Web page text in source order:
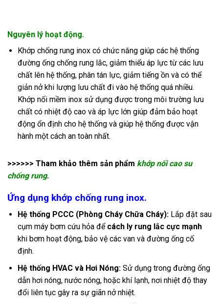
Nguyên lý hoạt động.
Khớp chống rung inox có chức năng giúp các hệ thống
đường ống chống rung lắc, giảm thiểu áp lực từ các lưu
chất lên hệ thống, phân tán lực, giảm tiếng ồn và có thể
giản nở khi lượng lưu chất đi vào hệ thống quá nhiều.
Khớp nối mềm inox sử dụng được trong môi trường lưu
chất có nhiệt độ cao và áp lực lớn giúp đảm bảo hoạt
động ổn định cho hệ thống và giúp hệ thống được vận
hành một cách an toàn nhất.
>>>>>> Tham khảo thêm sản phẩm khớp nối cao su
chống rung.
Ứng dụng khớp chống rung inox.
Hệ thống PCCC (Phòng Cháy Chữa Cháy):Lắp đặt sau
cụm máy bơm cứu hỏa để cách ly rung lắc cực mạnh
khi bơm hoạt động, bảo vệ các van và đường ống cố
định.
Hệ thống HVAC và Hơi Nóng:Sử dụng trong đường ống
dẫn hơi nóng, nước nóng, hoặc khí lạnh, nơi nhiệt độ thay
đổi liên tục gây ra sự giãn nở nhiệt.